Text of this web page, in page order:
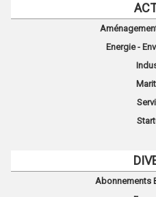
Energie -
Abonnements